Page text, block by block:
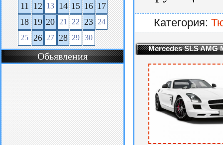
11 12 13 14 15 16 17
18 19 20 21 22 23 24
25 26 27 28 29 30
Обьявления
Категория:
Mercedes SLS AMG